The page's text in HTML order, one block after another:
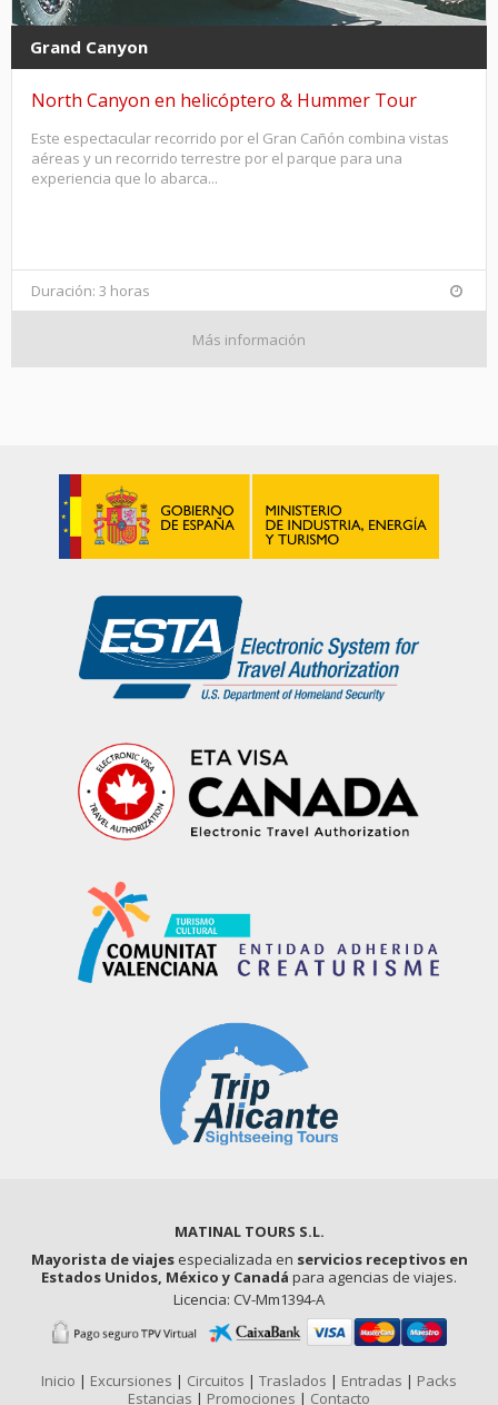
Grand Canyon
North Canyon en helicóptero & Hummer Tour
Este espectacular recorrido por el Gran Cañón combina vistas
aéreas y un recorrido terrestre por el parque para una
experiencia que lo abarca...
Duración: 3 horas
Más información
MATINAL TOURS S.L.
Mayorista de viajesespecializada en servicios receptivos en
Estados Unidos, México y Canadá para agencias de viajes.
Licencia: CV-Mm1394-A
Inicio | Excursiones | Circuitos | Traslados | Entradas | Packs
Estancias | Promociones | Contacto